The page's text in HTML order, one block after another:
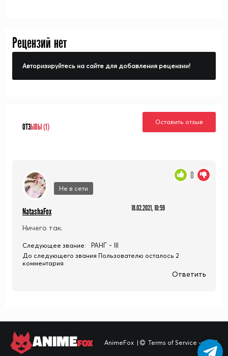
Рецензий нет
Авторизируйтесь на сайте для добавления рецензии!
ОТЗЫВЫ (1)
Оставить отзыв
Не в сети
NatashaFox 18.02.2021, 10:59
Ничего так.
0
Следующее звание: РАНГ - III
До следующего звания Пользователю осталось 2
комментария
Ответить
ANIMEFOX AnimeFox | Terms of Service -> TOS